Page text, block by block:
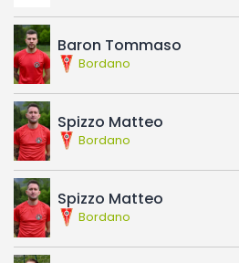
Baron Tommaso
Bordano
Spizzo Matteo
Bordano
Spizzo Matteo
Bordano